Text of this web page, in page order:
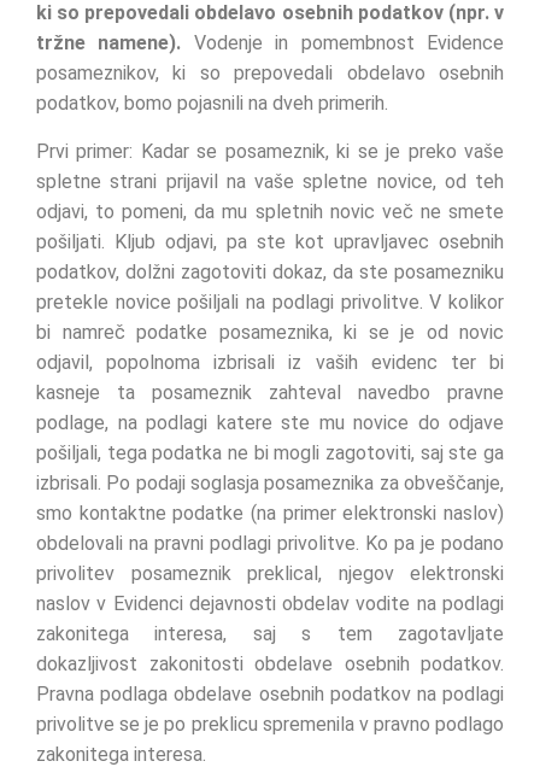
ki so prepovedali obdelavo osebnih podatkov (npr. v
tržne namene). Vodenje in pomembnost Evidence
posameznikov, ki so prepovedali obdelavo osebnih
podatkov, bomo pojasnili na dveh primerih.
Prvi primer: Kadar se posameznik, ki se je preko vaše
spletne strani prijavil na vaše spletne novice, od teh
odjavi, to pomeni, da mu spletnih novic več ne smete
pošiljati. Kljub odjavi, pa ste kot upravljavec osebnih
podatkov, dolžni zagotoviti dokaz, da ste posamezniku
pretekle novice pošiljali na podlagi privolitve. V kolikor
bi namreč podatke posameznika, ki se je od novic
odjavil, popolnoma izbrisali iz vaših evidenc ter bi
kasneje ta posameznik zahteval navedbo pravne
podlage, na podlagi katere ste mu novice do odjave
pošiljali, tega podatka ne bi mogli zagotoviti, saj ste ga
izbrisali. Po podaji soglasja posameznika za obveščanje,
smo kontaktne podatke (na primer elektronski naslov)
obdelovali na pravni podlagi privolitve. Ko pa je podano
privolitev posameznik preklical, njegov elektronski
naslov v Evidenci dejavnosti obdelav vodite na podlagi
zakonitega interesa, saj s tem zagotavljate
dokazljivost zakonitosti obdelave osebnih podatkov.
Pravna podlaga obdelave osebnih podatkov na podlagi
privolitve se je po preklicu spremenila v pravno podlago
zakonitega interesa.